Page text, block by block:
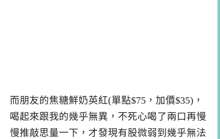
而朋友的焦糖鮮奶英紅(單點$75，加價$35)，
喝起來跟我的幾乎無異，不死心喝了兩口再慢
慢推敲思量一下，才發現有股微弱到幾乎無法